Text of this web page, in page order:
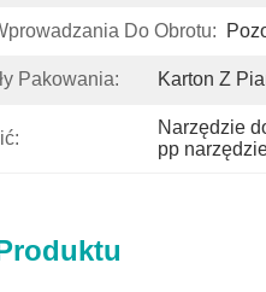
Do Obrotu:
Pakowania: Karton Z
Narzędzie
pp